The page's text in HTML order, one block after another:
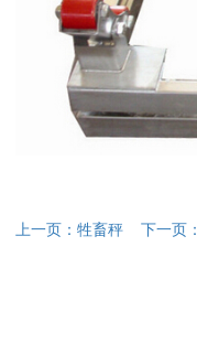
上一页： 牲畜秤 下一页：